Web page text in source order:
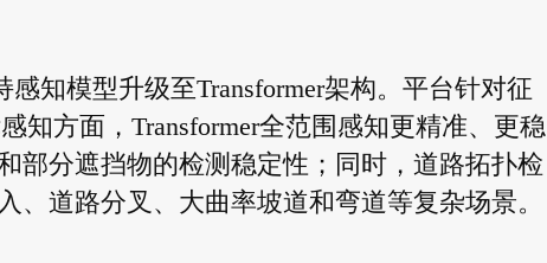
知模型升级至Transformer架构。平台针对征
知方面，Transformer全范围感知更精准、更稳
部分遮挡物的检测稳定性；同时，道路拓扑检
道路分叉、大曲率坡道和弯道等复杂场景。